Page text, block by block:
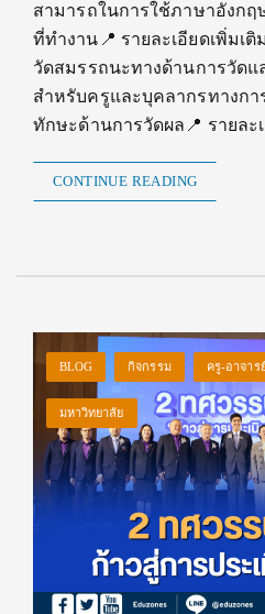
สามารถในการใช้ภาษาอังกฤ
ที่ทำงาน📍 รายละเอียดเพิ่มเ
วัดสมรรถนะทางด้านการวัดแ
สำหรับครูและบุคลากรทางก
ทักษะด้านการวัดผล📍 รายละ
CONTINUE READING
BLOG กิจกรรม ครู-อาจาร
มหาวิทยาลัย